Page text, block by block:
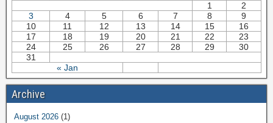
« Jan
1
2
3
4 5 6 7 8
9
10
11 12 13 14 15
16
17
18 19 20 21 22
23
24
25 26 27 28 29
30
31
Archive
August 2026 (1)